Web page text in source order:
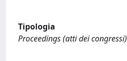
Tipologia
Proceedings (atti dei congressi)